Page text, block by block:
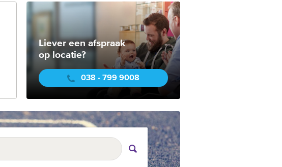
Liever een afspraak
op locatie?
038 - 799 9008